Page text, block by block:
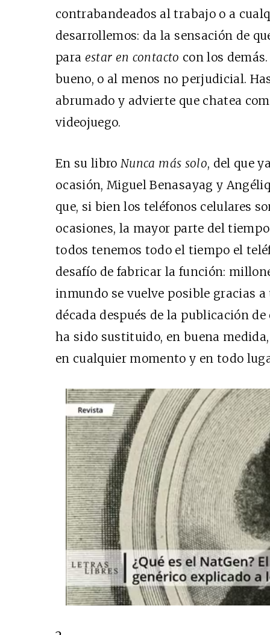
contrabandeados al trabajo o a
desarrollemos: da la sensación de
para estar en contacto con los
bueno, o al menos no perjudicial.
abrumado y advierte que chatea
videojuego.
En su libro Nunca más solo, del que
ocasión, Miguel Benasayag y
que, si bien los teléfonos celulares
ocasiones, la mayor parte del
todos tenemos todo el tiempo el
desafío de fabricar la función:
inmundo se vuelve posible gracias a
década después de la publicación
ha sido sustituido, en buena
en cualquier momento y en todo